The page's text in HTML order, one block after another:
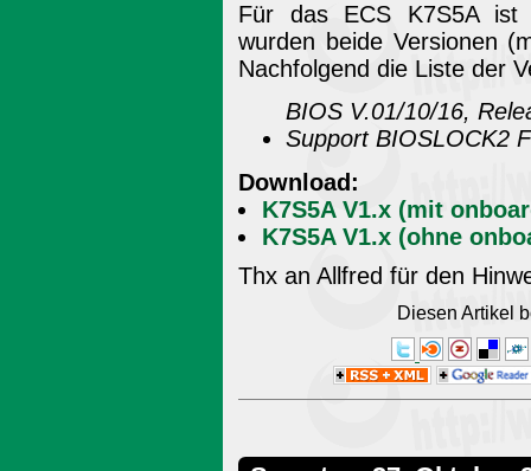
Für das ECS K7S5A ist
wurden beide Versionen
Nachfolgend die Liste der
BIOS V.01/10/16,
Support BIOSLOCK2
Download:
K7S5A V1.x (mit
K7S5A V1.x (ohne
Thx an Allfred für den
Diesen Artikel